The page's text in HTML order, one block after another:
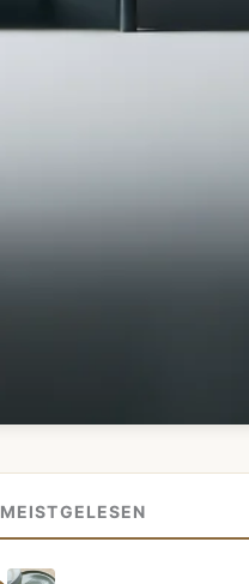
MEISTGELESEN